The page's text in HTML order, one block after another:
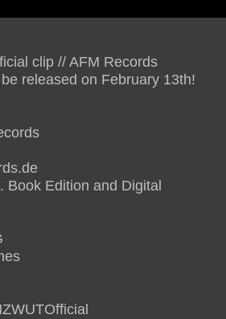
clip // AFM Records
released on February 13th!
Book Edition and Digital